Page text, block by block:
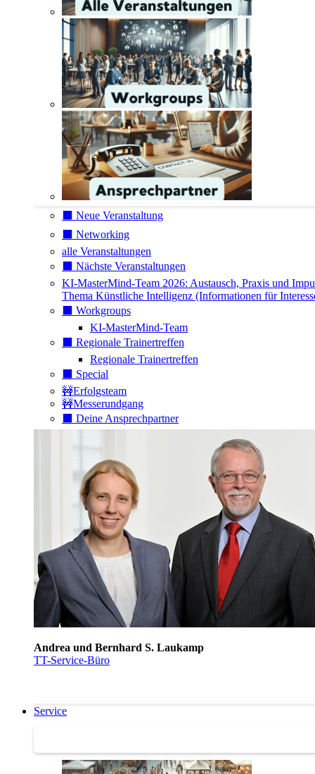
⬛️ Neue Veranstaltung
⬛️ Networking
alle Veranstaltungen
⬛️ Nächste Veranstaltungen
KI-MasterMind-Team 2026: Austausch, Praxis und
Thema Künstliche Intelligenz (Informationen für
⬛️ Workgroups
KI-MasterMind-Team
⬛️ Regionale Trainertreffen
Regionale Trainertreffen
⬛️ Special
🚧Erfolgsteam
🚧Messerundgang
⬛️ Deine Ansprechpartner
Andrea und Bernhard S. Laukamp
TT-Service-Büro
Service